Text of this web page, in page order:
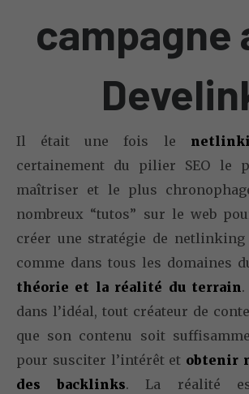
campagne
Il était une fois le
certainement du pilier SEO le
maîtriser et le plus
nombreux “tutos” sur le web
créer une stratégie de netlinking
comme dans tous les domaines
théorie et la réalité du terrain
dans l’idéal, tout créateur de
que son contenu soit
pour susciter l’intérêt et obtenir
des backlinks. La réalité